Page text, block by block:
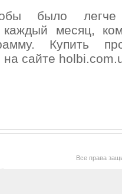
было легче
месяц,
Купить
сайте
Все права